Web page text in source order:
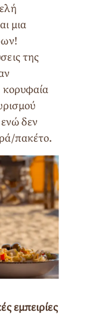
μια
της
κορυφαία
δεν
πακέτο.
εμπειρίες